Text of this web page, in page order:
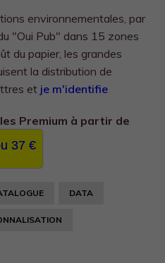
environnementales, par
"Oui Pub" dans 15 zones
du papier, les grandes
la distribution de
et je m'identifie
Premium à partir de
37 €
DATA